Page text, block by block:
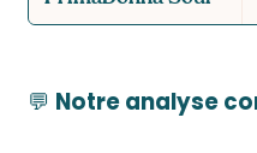
💬 Notre analyse